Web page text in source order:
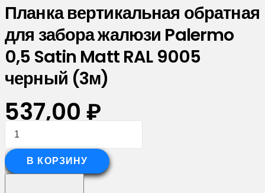
Планка вертикальная обратная
для забора жалюзи Palermo
0,5 Satin Matt RAL 9005
черный (3м)
537,00 ₽
Количество
Планка
вертикальная
В КОРЗИНУ